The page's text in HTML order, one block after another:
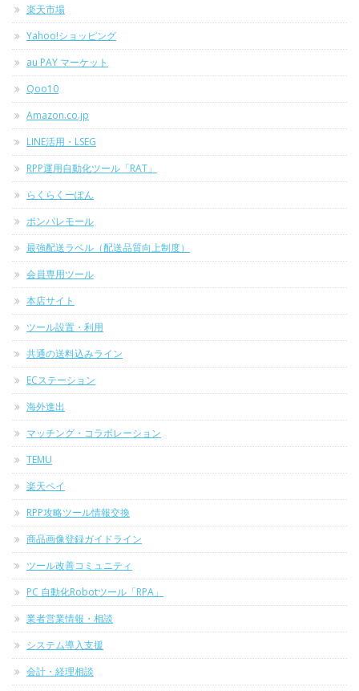
楽天市場
Yahoo!ショッピング
au PAY マーケット
Qoo10
Amazon.co.jp
LINE活用・LSEG
RPP運用自動化ツール「RAT」
らくらくーぽん
ポンパレモール
最強配送ラベル（配送品質向上制度）
会員専用ツール
本店サイト
ツール設置・利用
共通の送料込みライン
ECステーション
海外進出
マッチング・コラボレーション
TEMU
楽天ペイ
RPP攻略ツール情報交換
商品画像登録ガイドライン
ツール改善コミュニティ
PC 自動化Robotツール「RPA」
業者営業情報・相談
システム導入支援
会計・経理相談